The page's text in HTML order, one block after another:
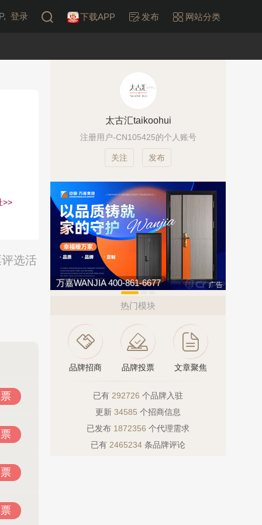
登录 下载APP 发布 网站分类
>>
选活
太古汇taikoohui
注册用户-CN105425的个人账号
发布
今顶KIND 400-826-5225 广告
热门模块
品牌招商 品牌投票 文章聚焦
已有 292726 个品牌入驻
更新 34585 个招商信息
已发布 1872356 个代理需求
已有 2465234 条品牌评论